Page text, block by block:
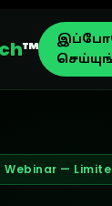
™
Webinar —